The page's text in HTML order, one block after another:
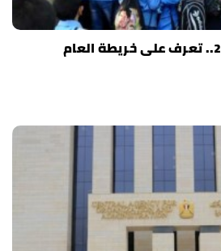
موعد بدء الدراسة 2026.. تعرف على خريطة العام